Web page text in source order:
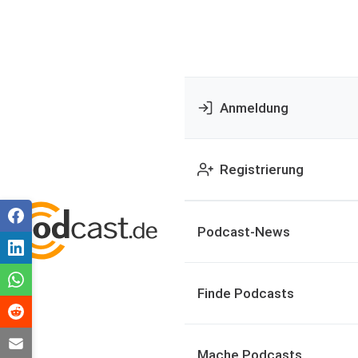
Anmeldung
Registrierung
Podcast-News
Finde Podcasts
Mache Podcasts